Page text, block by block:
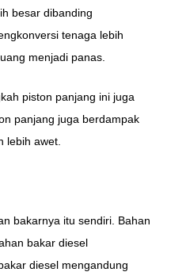
besar dibanding
tenaga lebih
menjadi panas.
piston panjang ini juga
panjang juga berdampak
lebih awet.
bakarnya itu sendiri. Bahan
bakar diesel
diesel mengandung